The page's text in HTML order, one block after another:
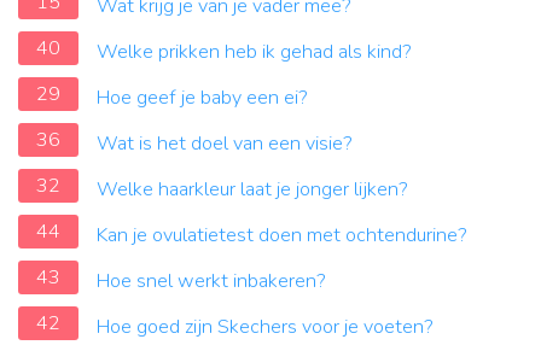
Wat krijg je van je vader mee?
40
Welke prikken heb ik gehad als kind?
29
Hoe geef je baby een ei?
36
Wat is het doel van een visie?
32
Welke haarkleur laat je jonger lijken?
44
Kan je ovulatietest doen met ochtendurine?
43
Hoe snel werkt inbakeren?
42
Hoe goed zijn Skechers voor je voeten?